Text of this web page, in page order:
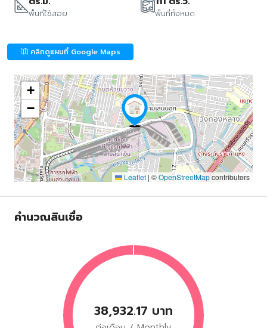
พื้นที่ใช้สอย พื้นที่ทั้งหมด
คลิกดูแผนที่ Google Maps
+
−
Leaflet | ©OpenStreetMapcontributors
คำนวณสินเชื่อ
38,932.17 บาท